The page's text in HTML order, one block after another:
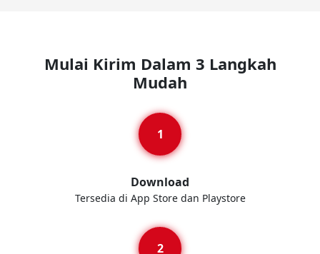
Mulai Kirim Dalam 3 Langkah
Mudah
Download
Tersedia di App Store dan Playstore